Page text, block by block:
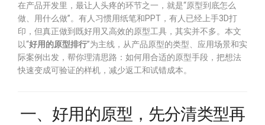
在产品开发里，最让人头疼的环节之一，就是“原型到底怎么
做、用什么做”。有人习惯用纸笔和PPT，有人已经上手3D打
印，但真正做到既好用又高效的原型工具，其实并不多。本文
以“好用的原型排行”为主线，从产品原型的类型、应用场景和实
际案例出发，帮你理清思路：如何用合适的原型手段，把想法
快速变成可验证的样机，减少返工和试错成本。
一、好用的原型，先分清类型再